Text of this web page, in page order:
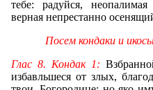
тебе: радуйся,
верная непрестанно
Посем кондаки и
Глас 8. Кондак 1:
избавльшеся от злых,